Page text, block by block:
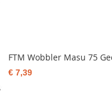
FTM Wobbler Masu 75
€ 7,39